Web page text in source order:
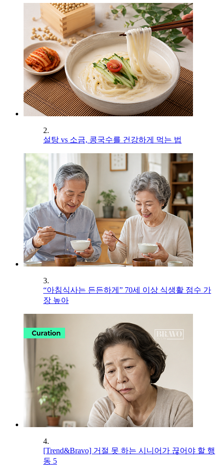
2.
설탕 vs 소금, 콩국수를 건강하게 먹는 법
3.
“아침식사는 든든하게” 70세 이상 식생활 점수 가
장 높아
4.
[Trend&Bravo] 거절 못 하는 시니어가 끊어야 할 행
동 5